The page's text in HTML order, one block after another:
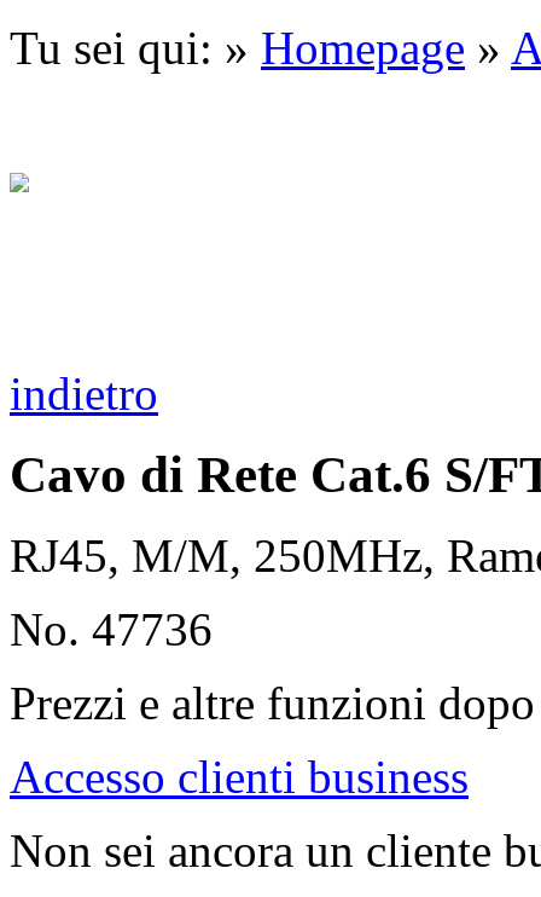
Tu sei qui: » Homepage »
indietro
Cavo di Rete Cat.6 S/
RJ45, M/M, 250MHz,
No. 47736
Prezzi e altre funzioni
Accesso clienti business
Non sei ancora un cliente